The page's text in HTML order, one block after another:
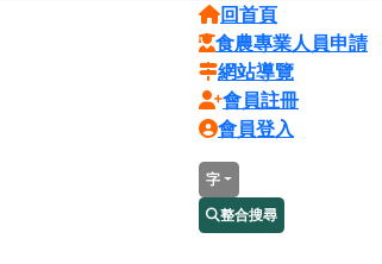
回首頁
食農專業人員申請
網站導覽
會員註冊
會員登入
字
整合搜尋